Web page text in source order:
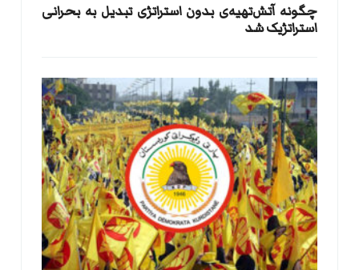
​چگونه آتش‌تهیه‌ی بدون استراتژی تبدیل به بحرانی
استراتژیک شد